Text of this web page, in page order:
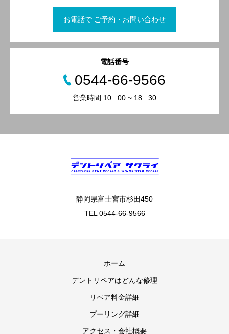
お電話で ご予約・お問い合わせ
電話番号
0544-66-9566
営業時間 10 : 00 ~ 18 : 30
静岡県富士宮市杉田450
TEL 0544-66-9566
ホーム
デントリペアはどんな修理
リペア料金詳細
プーリング詳細
アクセス・会社概要